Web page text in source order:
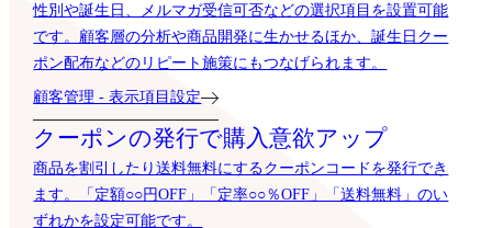
性別や誕生日、メルマガ受信可否などの選択項目を設置可能
です。顧客層の分析や商品開発に生かせるほか、誕生日クー
ポン配布などのリピート施策にもつなげられます。
顧客管理 - 表示項目設定
クーポンの発行で購入意欲アップ
商品を割引したり送料無料にするクーポンコードを発行でき
ます。「定額○○円OFF」「定率○○％OFF」「送料無料」のい
ずれかを設定可能です。